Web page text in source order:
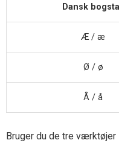
Dansk
Æ / æ
Ø / ø
Å / å
Bruger du de tre